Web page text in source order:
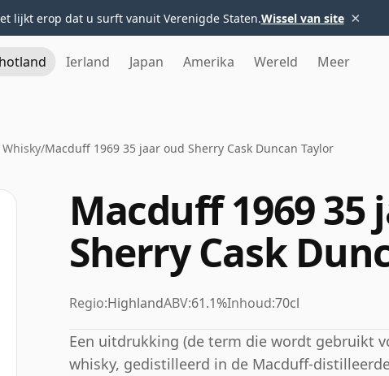
lijkt erop dat u surft vanuit Verenigde Staten.Wissel van site ×
Ierland Japan Amerika Wereld Meer
/Macduff 1969 35 jaar oud Sherry Cask Duncan Taylor
Macduff 1969 35
Sherry Cask
Regio:HighlandABV:61.1%Inhoud:70cl
Een uitdrukking (de term die wordt gebruikt
whisky, gedistilleerd in de Macduff-